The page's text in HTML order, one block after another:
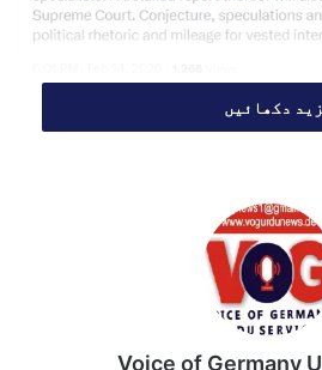
خان کی صحت سے متعلق تمام
دستاویزی شکل دی جا رہی ہے۔
اور طبی معائنے سے متعلق ایک
آف پاکستان
کو علاج کی نوعیت، پیش رفت اور
طور پر آگاہ رکھا جا سکے۔
دکھائیں
Voice of Germany